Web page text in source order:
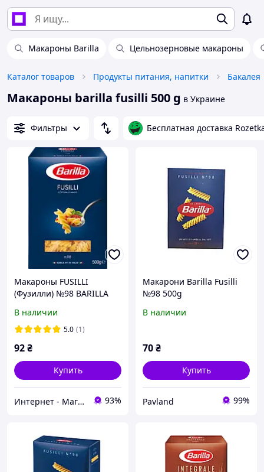
Макароны Barilla Цельнозерновые макароны
Каталог товаров Продукты питания, напитки Бакалея
Макароны barilla fusilli 500 g в Украине
Фильтры Бесплатная доставка
Макароны FUSILLI
(Фузилли) №98 BARILLA
В наличии
5.0 (1)
92₴
Купить
Интернет - Магазин "Piccola Italia" 93%
Макарони Barilla Fusilli
№98 500g
В наличии
70₴
Купить
Pavland 99%